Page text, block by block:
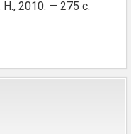
2010. — 275 с.